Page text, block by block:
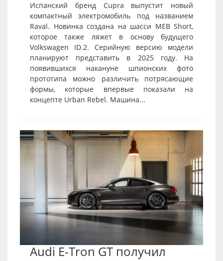
Испанский бренд Cupra выпустит новый
компактный электромобиль под названием
Raval. Новинка создана на шасси MEB Short,
которое также ляжет в основу будущего
Volkswagen ID.2. Серийную версию модели
планируют представить в 2025 году. На
появившихся накануне шпионских фото
прототипа можно различить потрясающие
формы, которые впервые показали на
концепте Urban Rebel. Машина...
Audi E-Tron GT получил